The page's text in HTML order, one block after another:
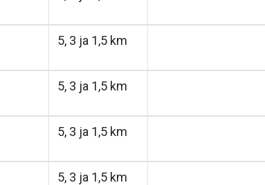
5, 3 ja 1,5 km
5, 3 ja 1,5 km
5, 3 ja 1,5 km
5, 3 ja 1,5 km